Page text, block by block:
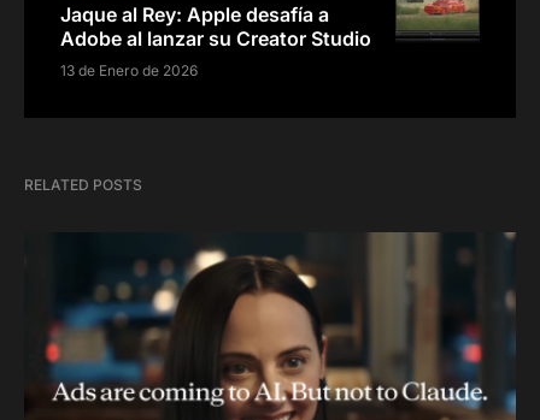
Jaque al Rey: Apple desafía a
Adobe al lanzar su Creator Studio
13 de Enero de 2026
RELATED POSTS